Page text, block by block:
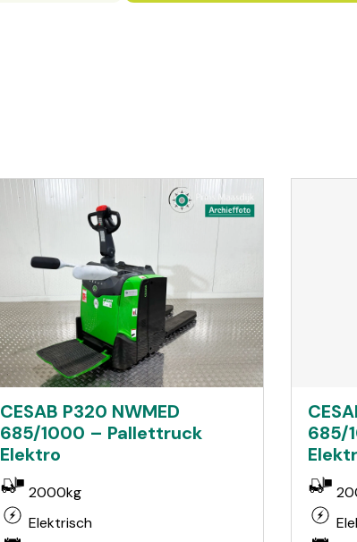
CESAB P320 NWMED
685/1000 – Pallettruck
Elektro
2000kg
Elektrisch
685/